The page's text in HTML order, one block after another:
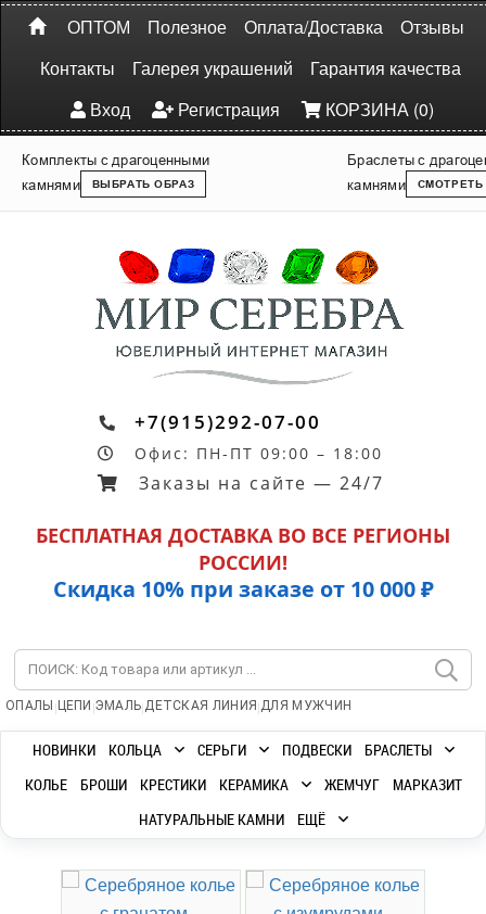
ОПТОМ Полезное Оплата/Доставка
Отзывы
Контакты
Галерея украшений
Гарантия качества
Вход
Регистрация КОРЗИНА (0)
Комплекты с драгоценными
камнями
ВЫБРАТЬ ОБРАЗ
Браслеты с
камнями
СМОТРЕТЬ
+7(915)292-07-00
Офис: ПН-ПТ 09:00 – 18:00
Заказы на сайте — 24/7
БЕСПЛАТНАЯ ДОСТАВКА ВО ВСЕ РЕГИОНЫ
РОССИИ!
Скидка 10% при заказе от 10 000 ₽
ОПАЛЫ | ЦЕПИ |ЭМАЛЬ|ДЕТСКАЯ ЛИНИЯ |ДЛЯ МУЖЧИН
НОВИНКИ КОЛЬЦА СЕРЬГИ ПОДВЕСКИ
БРАСЛЕТЫ
КОЛЬЕ
БРОШИ КРЕСТИКИ КЕРАМИКА ЖЕМЧУГ
МАРКАЗИТ
НАТУРАЛЬНЫЕ КАМНИ
ЕЩЁ